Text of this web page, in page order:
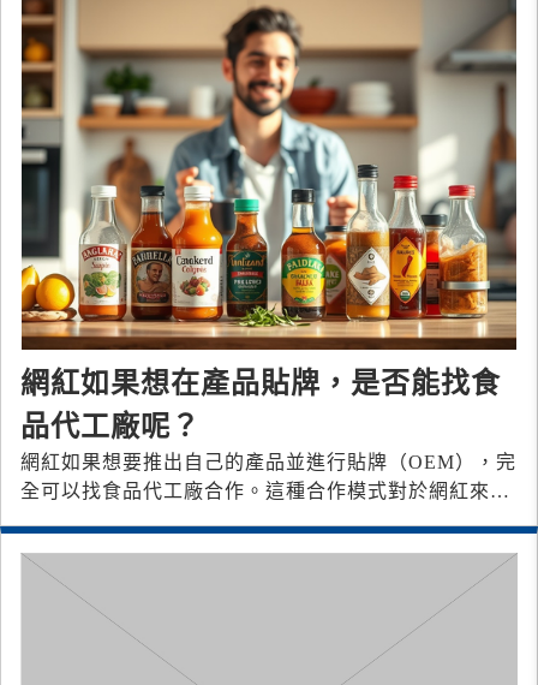
網紅如果想在產品貼牌，是否能找食
品代工廠呢？
網紅如果想要推出自己的產品並進行貼牌（OEM），完
全可以找食品代工廠合作。這種合作模式對於網紅來說